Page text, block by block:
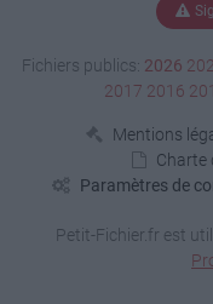
Fichiers publics: 2026
2017 2016
Mentions
Charte
Paramètres de
Petit-Fichier.fr est